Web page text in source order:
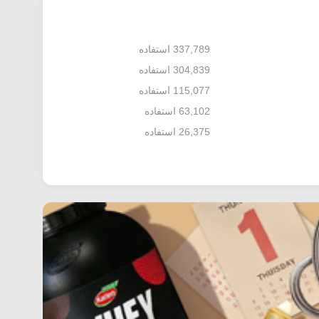
337,789 استفاده
304,839 استفاده
115,077 استفاده
63,102 استفاده
26,375 استفاده